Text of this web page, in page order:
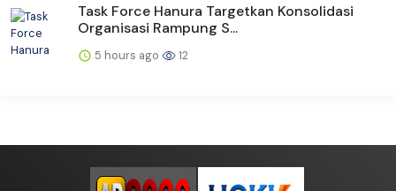
Task Force Hanura Targetkan Konsolidasi
Organisasi Rampung S...
5 hours ago 12